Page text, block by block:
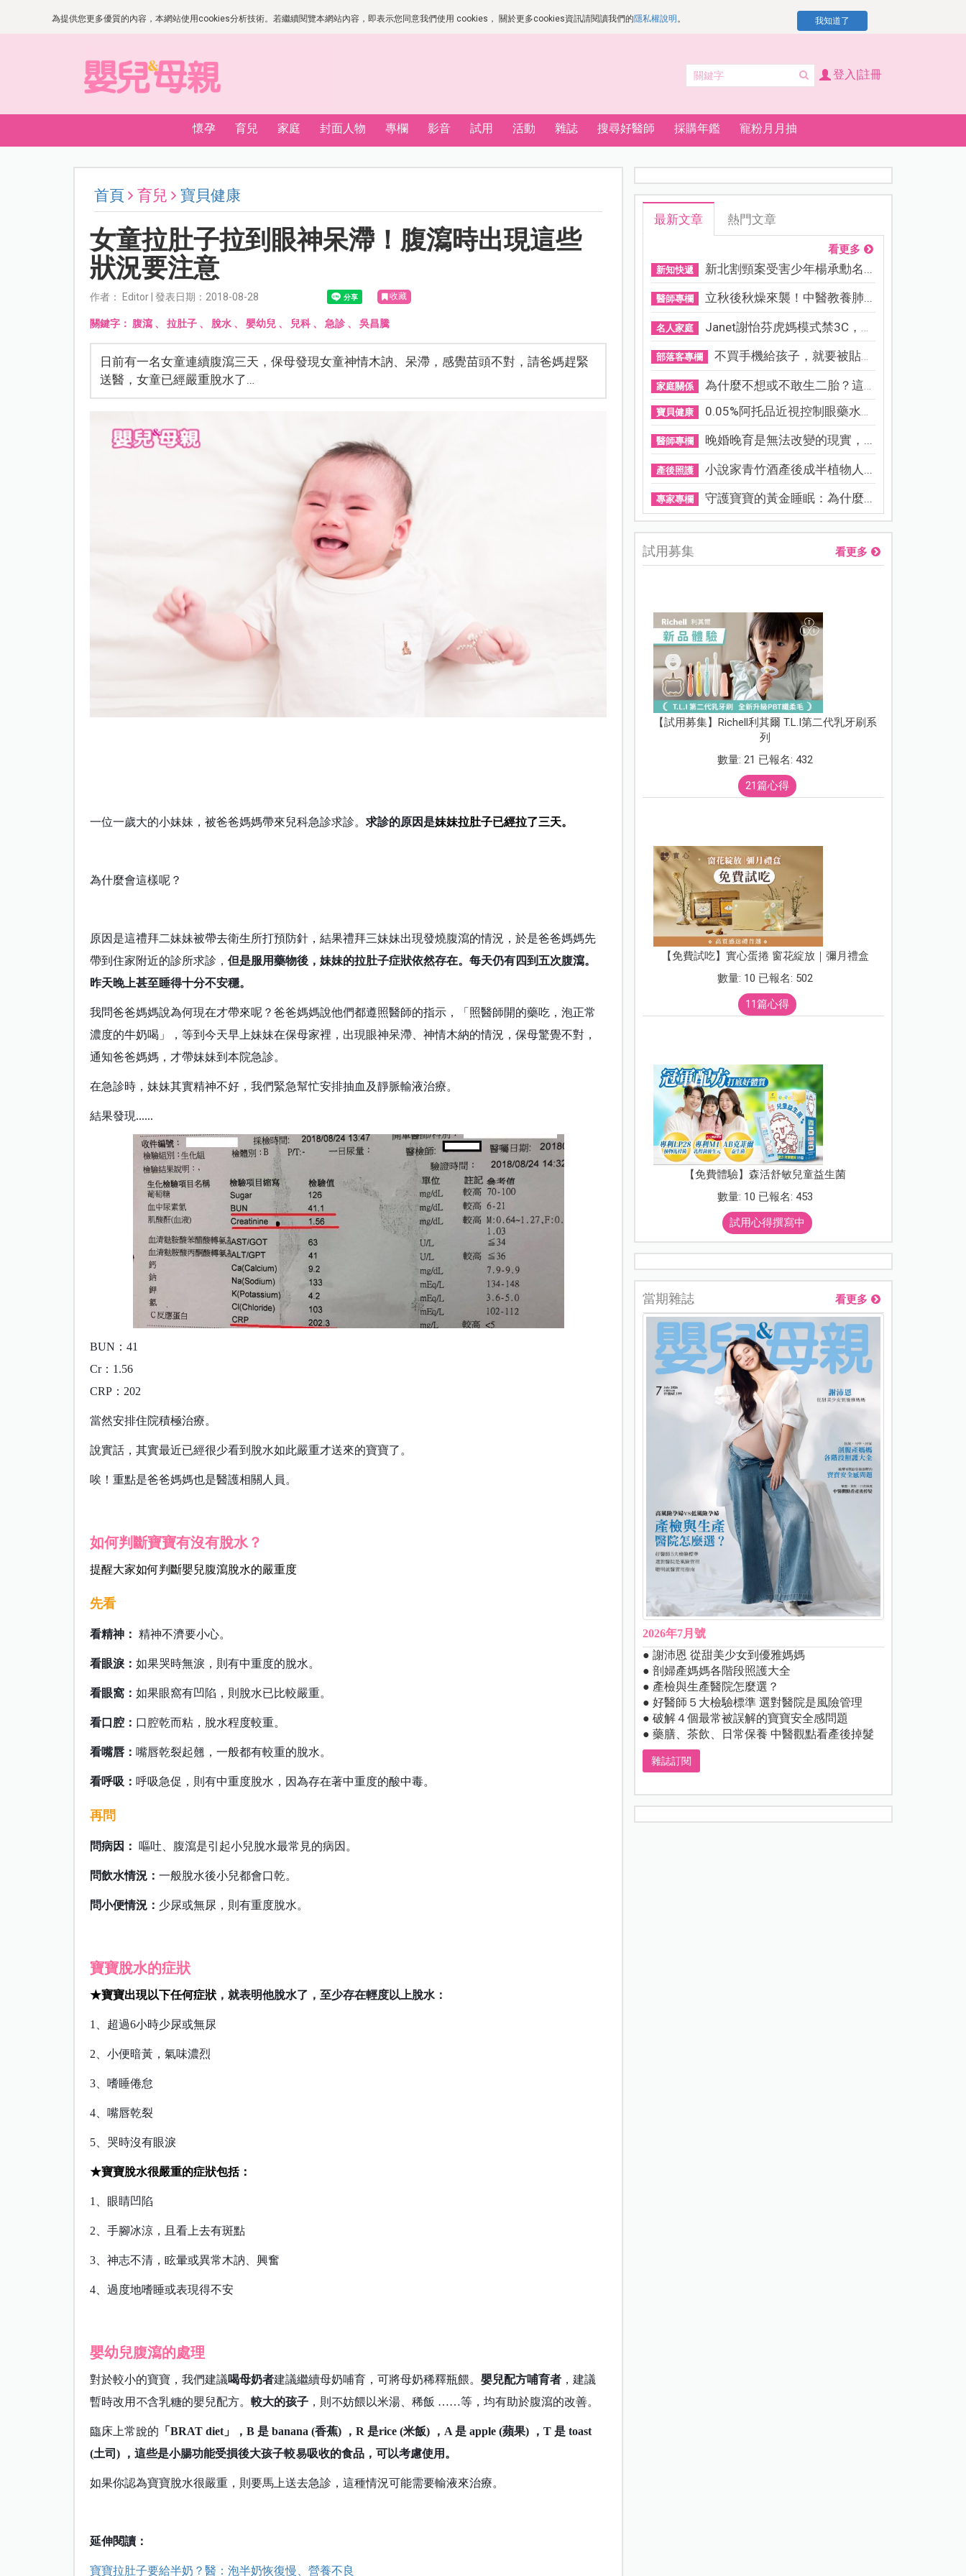
為提供您更多優質的內容，本網站使用cookies分析技術。若繼續閱覽本網站內容，即表示您同意我們使用 cookies， 關於更多cookies資訊請閱讀我們的隱私權說明 。 我知道了
登入|註冊
懷孕 育兒 家庭 封面人物 專欄 影音 試用 活動 雜誌 搜尋好醫師 採購年鑑 寵粉月月抽
首頁 育兒 寶貝健康
女童拉肚子拉到眼神呆滯！腹瀉時出現這些
狀況要注意
作者： Editor | 發表日期：2018-08-28 收藏
關鍵字： 腹瀉、 拉肚子、 脫水、 嬰幼兒、 兒科、 急診、 吳昌騰
日前有一名女童連續腹瀉三天，保母發現女童神情木訥、呆滯，感覺苗頭不對，請爸媽趕緊
送醫，女童已經嚴重脫水了…
一位一歲大的小妹妹，被爸爸媽媽帶來兒科急診求診。 求診的原因是妹妹拉肚子已經拉了三天。
為什麼會這樣呢？
原因是這禮拜二妹妹被帶去衛生所打預防針，結果禮拜三妹妹出現發燒腹瀉的情況，於是爸爸媽媽先
帶到住家附近的診所求診， 但是服用藥物後，妹妹的拉肚子症狀依然存在。每天仍有四到五次腹瀉。
昨天晚上甚至睡得十分不安穩。
我問爸爸媽媽說為何現在才帶來呢？爸爸媽媽說他們都遵照醫師的指示，「照醫師開的藥吃，泡正常
濃度的牛奶喝」，等到今天早上妹妹在保母家裡，出現眼神呆滯、神情木納的情況，保母驚覺不對，
通知爸爸媽媽，才帶妹妹到本院急診。
在急診時，妹妹其實精神不好，我們緊急幫忙安排抽血及靜脈輸液治療。
結果發現......
BUN：41
Cr：1.56
CRP：202
當然安排住院積極治療。
說實話，其實最近已經很少看到脫水如此嚴重才送來的寶寶了。
唉！重點是爸爸媽媽也是醫護相關人員。
如何判斷寶寶有沒有脫水？
提醒大家如何判斷嬰兒腹瀉脫水的嚴重度
先看
看精神： 精神不濟要小心。
看眼淚： 如果哭時無淚，則有中重度的脫水。
看眼窩： 如果眼窩有凹陷，則脫水已比較嚴重。
看口腔： 口腔乾而粘，脫水程度較重。
看嘴唇： 嘴唇乾裂起翹，一般都有較重的脫水。
看呼吸： 呼吸急促，則有中重度脫水，因為存在著中重度的酸中毒。
再問
問病因： 嘔吐、腹瀉是引起小兒脫水最常見的病因。
問飲水情況： 一般脫水後小兒都會口乾。
問小便情況： 少尿或無尿，則有重度脫水。
寶寶脫水的症狀
★寶寶出現以下任何症狀，就表明他脫水了，至少存在輕度以上脫水：
1、超過6小時少尿或無尿
2、小便暗黃，氣味濃烈
3、嗜睡倦怠
4、嘴唇乾裂
5、哭時沒有眼淚
★寶寶脫水很嚴重的症狀包括：
1、眼睛凹陷
2、手腳冰涼，且看上去有斑點
3、神志不清，眩暈或異常木訥、興奮
4、過度地嗜睡或表現得不安
嬰幼兒腹瀉的處理
對於較小的寶寶，我們建議喝母奶者建議繼續母奶哺育，可將母奶稀釋瓶餵。 嬰兒配方哺育者，建議
暫時改用不含乳糖的嬰兒配方。 較大的孩子，則不妨餵以米湯、稀飯 ……等，均有助於腹瀉的改善。
臨床上常說的 「BRAT diet」，B 是 banana (香蕉) ，R 是rice (米飯) ，A 是 apple (蘋果) ，T 是 toast
(土司) ，這些是小腸功能受損後大孩子較易吸收的食品，可以考慮使用。
如果你認為寶寶脫水很嚴重，則要馬上送去急診，這種情況可能需要輸液來治療。
延伸閱讀：
寶寶拉肚子要給半奶？醫：泡半奶恢復慢、營養不良
最新文章 熱門文章
看更多
新知快遞 新北割頸案受害少年楊承勳名...
醫師專欄 立秋後秋燥來襲！中醫教養肺...
名人家庭 Janet謝怡芬虎媽模式禁3C，看...
部落客專欄 不買手機給孩子，就要被貼「...
家庭關係 為什麼不想或不敢生二胎？這8...
寶貝健康 0.05%阿托品近視控制眼藥水納...
醫師專欄 晚婚晚育是無法改變的現實，...
產後照護 小說家青竹酒產後成半植物人...
專家專欄 守護寶寶的黃金睡眠：為什麼...
試用募集 看更多
【試用募集】Richell利其爾 T.L.I第二代乳牙刷系
列
數量: 21 已報名: 432
21篇心得
【免費試吃】實心蛋捲 窗花綻放｜彌月禮盒
數量: 10 已報名: 502
11篇心得
【免費體驗】森活舒敏兒童益生菌
數量: 10 已報名: 453
試用心得撰寫中
當期雜誌 看更多
2026年7月號
● 謝沛恩 從甜美少女到優雅媽媽
● 剖婦產媽媽各階段照護大全
● 產檢與生產醫院怎麼選？
● 好醫師５大檢驗標準 選對醫院是風險管理
● 破解４個最常被誤解的寶寶安全感問題
● 藥膳、茶飲、日常保養 中醫觀點看產後掉髮
雜誌訂閱